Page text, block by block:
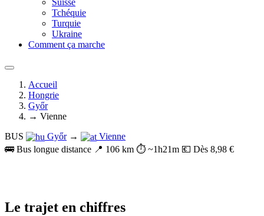
Suisse
Tchéquie
Turquie
Ukraine
Comment ça marche
Accueil
Hongrie
Győr
→ Vienne
BUS
Győr →
Vienne
🚌 Bus longue distance 📍 106 km ⏱️ ~1h21m 💶 Dès 8,98 €
Le trajet en chiffres